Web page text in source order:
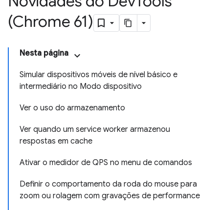
(Chrome 61)
Nesta página
Simular dispositivos móveis de nível básico e
intermediário no Modo dispositivo
Ver o uso do armazenamento
Ver quando um service worker armazenou
respostas em cache
Ativar o medidor de QPS no menu de comandos
Definir o comportamento da roda do mouse para
zoom ou rolagem com gravações de performance